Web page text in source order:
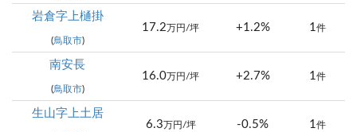
岩倉字上樋掛
(鳥取市)
17.2 万円/坪 +1.2% 1件
南安長
(鳥取市)
16.0 万円/坪 +2.7% 1件
生山字上土居
6.3 万円/坪 -0.5% 1件